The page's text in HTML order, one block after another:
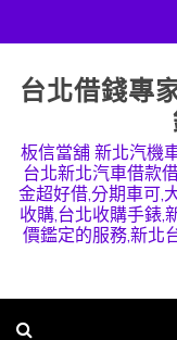
to
content
台北借錢專
板信當舖 新北汽機
台北新北汽車借款
金超好借,分期車可,
收購,台北收購手錶,
價鑑定的服務,新北